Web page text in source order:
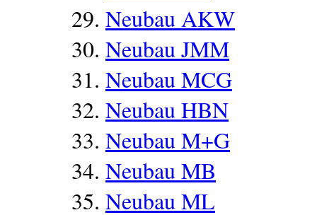
Neubau AKW
Neubau JMM
Neubau MCG
Neubau HBN
Neubau M+G
Neubau MB
Neubau ML